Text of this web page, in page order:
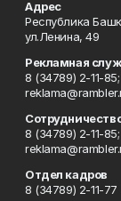
Адрес
Республика
ул.Ленина, 49
Рекламная
8 (34789) 2-11-
8 (34789) 2-11-
Отдел кадров
8 (34789) 2-11-77